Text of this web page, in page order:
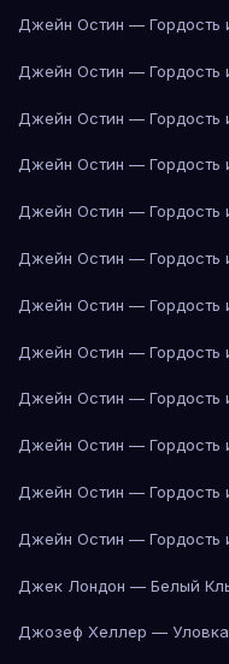
Джейн Остин — Гордость
Джейн Остин — Гордость
Джейн Остин — Гордость
Джейн Остин — Гордость
Джейн Остин — Гордость
Джейн Остин — Гордость
Джейн Остин — Гордость
Джейн Остин — Гордость
Джейн Остин — Гордость
Джейн Остин — Гордость
Джейн Остин — Гордость
Джейн Остин — Гордость
Джек Лондон — Белый
Джозеф Хеллер —